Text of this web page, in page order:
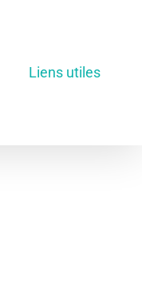
Liens utiles